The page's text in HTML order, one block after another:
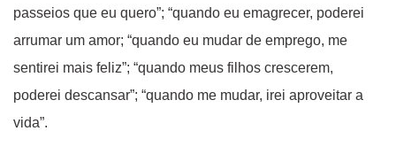
passeios que eu quero”; “quando eu emagrecer, poderei
arrumar um amor; “quando eu mudar de emprego, me
sentirei mais feliz”; “quando meus filhos crescerem,
poderei descansar”; “quando me mudar, irei aproveitar a
vida”.